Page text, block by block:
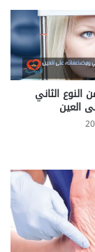
الثاني
العين